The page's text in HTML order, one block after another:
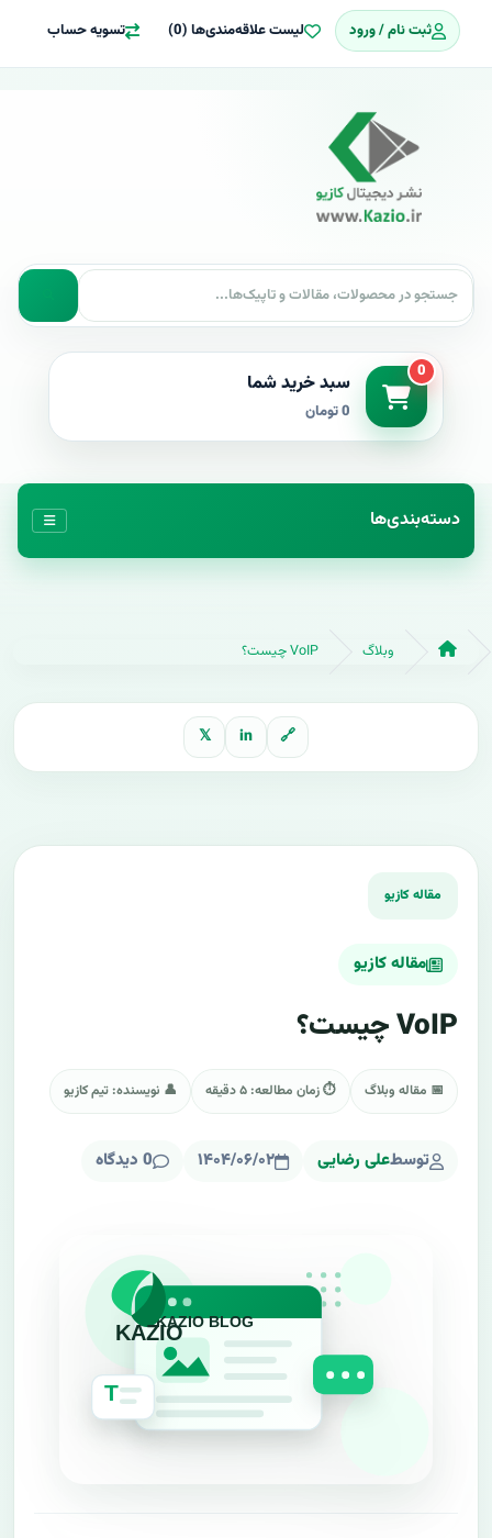
ثبت نام / ورود لیست علاقه‌مندی‌ها (0) تسویه حساب
0 سبد خرید شما
0 تومان
دسته‌بندی‌ها
وبلاگ VoIP چیست؟
مقاله کازیو
VoIP چیست؟
📅 مقاله وبلاگ ⏱ زمان مطالعه: ۵ دقیقه 👤 نویسنده: تیم کازیو
توسطعلی رضایی ۱۴۰۴/۰۶/۰۲ 0 دیدگاه
🔗
in
𝕏